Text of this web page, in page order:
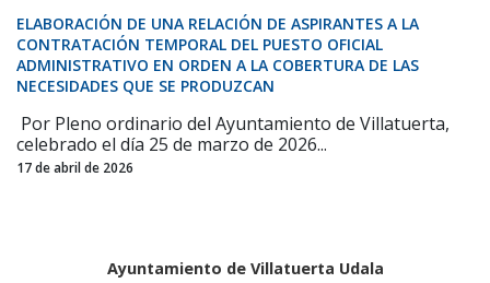
ELABORACIÓN DE UNA RELACIÓN DE ASPIRANTES A LA
CONTRATACIÓN TEMPORAL DEL PUESTO OFICIAL
ADMINISTRATIVO EN ORDEN A LA COBERTURA DE LAS
NECESIDADES QUE SE PRODUZCAN
Por Pleno ordinario del Ayuntamiento de Villatuerta,
celebrado el día 25 de marzo de 2026...
17 de abril de 2026
Ayuntamiento de Villatuerta Udala